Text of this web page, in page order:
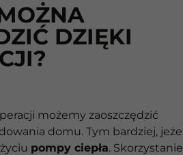
DZIĘKI
możemy zaoszczędzić
domu. Tym bardziej,
pompy ciepła.